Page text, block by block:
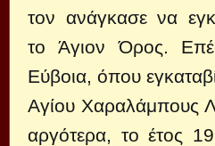
τον ανάγκασε να
το Άγιον Όρος.
Εύβοια, όπου
Αγίου Χαραλάμπους
αργότερα, το έτος